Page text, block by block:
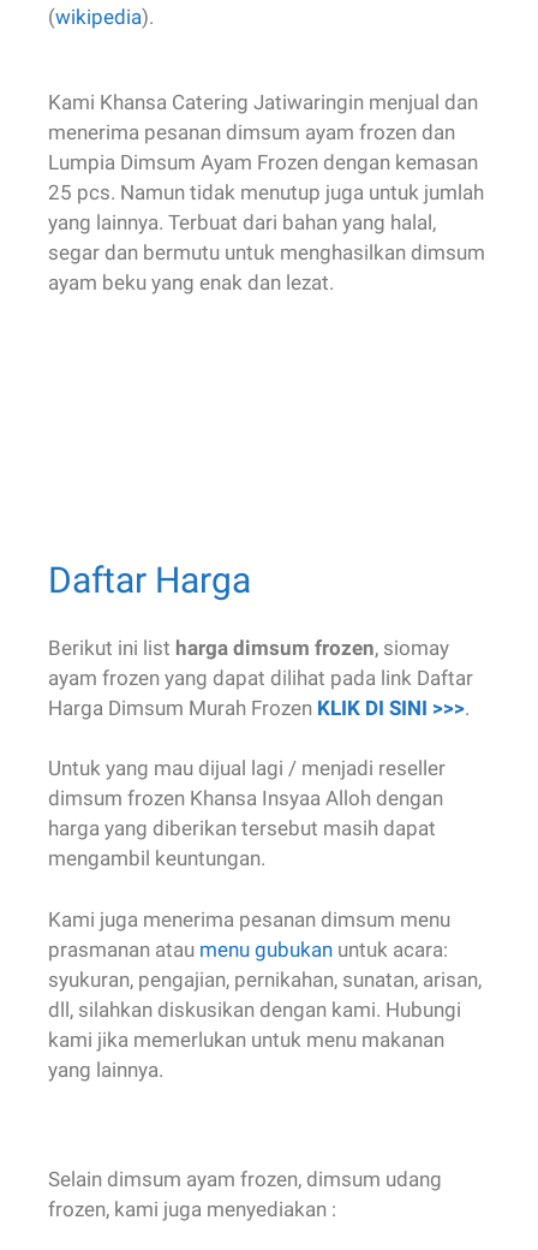
(wikipedia).
Kami Khansa Catering Jatiwaringin menjual dan
menerima pesanan dimsum ayam frozen dan
Lumpia Dimsum Ayam Frozen dengan kemasan
25 pcs. Namun tidak menutup juga untuk jumlah
yang lainnya. Terbuat dari bahan yang halal,
segar dan bermutu untuk menghasilkan dimsum
ayam beku yang enak dan lezat.
Harga Dimsum Murah Frozen
dimsum frozen Khansa Insyaa Alloh dengan
harga yang diberikan tersebut masih dapat
mengambil keuntungan.
Kami juga menerima pesanan dimsum menu
prasmanan ataumenu gubukanuntuk acara:
syukuran, pengajian, pernikahan, sunatan, arisan,
dll, silahkan diskusikan dengan kami. Hubungi
yang lainnya.
Selain dimsum ayam frozen, dimsum udang
frozen, kami juga menyediakan :
Bakso frozen
Risoles frozen